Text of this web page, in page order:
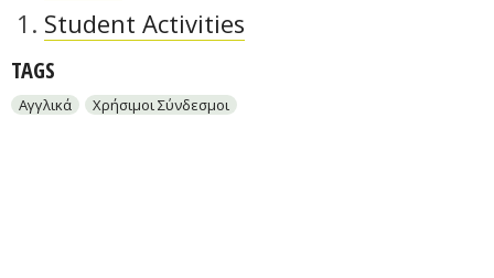
Student Activities
TAGS
Αγγλικά Χρήσιμοι Σύνδεσμοι